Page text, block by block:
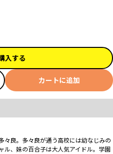
入する
カートに追加
々良。多々良が通う高校には幼なじみの
ル、妹の百合子は大人気アイドル。学園